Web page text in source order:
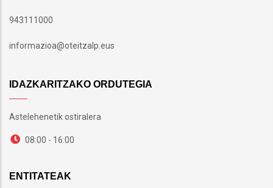
943111000
informazioa@oteitzalp.eus
IDAZKARITZAKO ORDUTEGIA
Astelehenetik ostiralera
08:00 - 16:00
ENTITATEAK